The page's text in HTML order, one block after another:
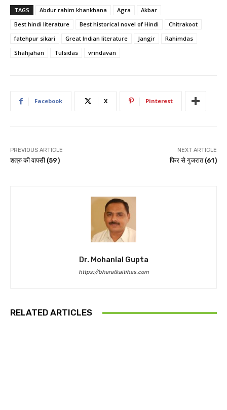
TAGS Abdur rahim khankhana Agra
Akbar
Best hindi literature
Best historical novel of Hindi
Chitrakoot
fatehpur sikari
Great Indian literature Jangir
Rahimdas
Shahjahan
Tulsidas vrindavan
Facebook X Pinterest
PREVIOUS ARTICLE
शत्रु की वापसी (59)
NEXT ARTICLE
फिर से गुजरात (61)
Dr. Mohanlal Gupta
https://bharatkaitihas.com
RELATED ARTICLES